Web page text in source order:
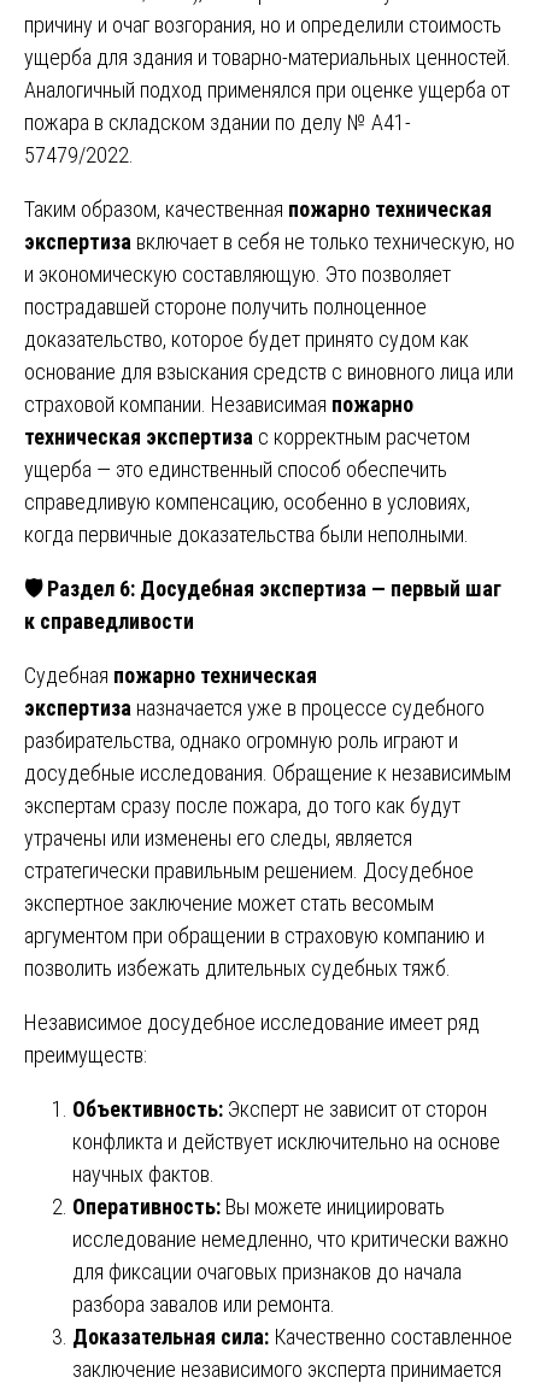
причину и очаг возгорания, но и определили стоимость
ущерба для здания и товарно-материальных ценностей.
Аналогичный подход применялся при оценке ущерба от
пожара в складском здании по делу № А41-
57479/2022.
Таким образом, качественная пожарно техническая
экспертиза включает в себя не только техническую, но
и экономическую составляющую. Это позволяет
пострадавшей стороне получить полноценное
доказательство, которое будет принято судом как
основание для взыскания средств с виновного лица или
страховой компании. Независимая пожарно
техническая экспертиза с корректным расчетом
ущерба — это единственный способ обеспечить
справедливую компенсацию, особенно в условиях,
когда первичные доказательства были неполными.
🛡️ Раздел 6: Досудебная экспертиза — первый шаг
к справедливости
Судебная пожарно техническая
экспертиза назначается уже в процессе судебного
разбирательства, однако огромную роль играют и
досудебные исследования. Обращение к независимым
экспертам сразу после пожара, до того как будут
утрачены или изменены его следы, является
стратегически правильным решением. Досудебное
экспертное заключение может стать весомым
аргументом при обращении в страховую компанию и
позволить избежать длительных судебных тяжб.
Независимое досудебное исследование имеет ряд
преимуществ:
Объективность: Эксперт не зависит от сторон
конфликта и действует исключительно на основе
научных фактов.
Оперативность: Вы можете инициировать
исследование немедленно, что критически важно
для фиксации очаговых признаков до начала
разбора завалов или ремонта.
Доказательная сила: Качественно составленное
заключение независимого эксперта принимается